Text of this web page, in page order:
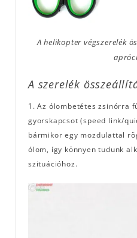
A helikopter végszerelék
A szerelék
1. Az ólombetétes zsinórra
gyorskapcsot (speed link/
bármikor egy mozdulattal
ólom, így könnyen tudunk
szituációhoz.